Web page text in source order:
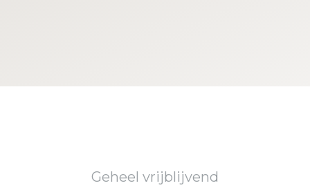
Geheel vrijblijvend